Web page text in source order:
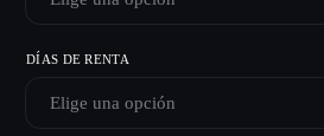
DÍAS DE RENTA